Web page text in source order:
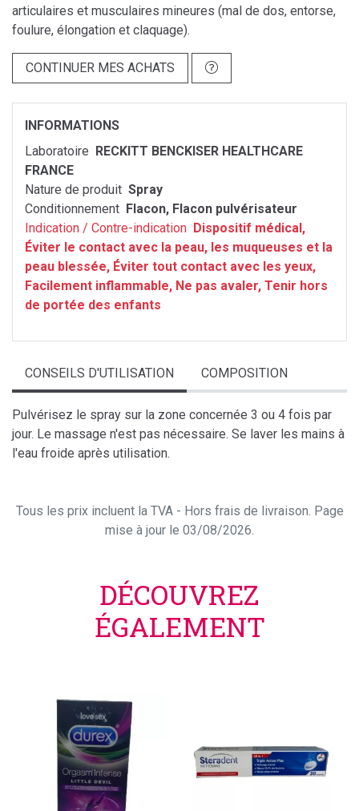
articulaires et musculaires mineures (mal de dos, entorse,
foulure, élongation et claquage).
CONTINUER MES ACHATS
INFORMATIONS
Laboratoire RECKITT BENCKISER HEALTHCARE
FRANCE
Nature de produit Spray
Conditionnement Flacon, Flacon pulvérisateur
Indication / Contre-indication Dispositif médical,
Éviter le contact avec la peau, les muqueuses et la
peau blessée, Éviter tout contact avec les yeux,
Facilement inflammable, Ne pas avaler, Tenir hors
de portée des enfants
CONSEILS D'UTILISATION COMPOSITION
Pulvérisez le spray sur la zone concernée 3 ou 4 fois par
jour. Le massage n'est pas nécessaire. Se laver les mains à
l'eau froide après utilisation.
Tous les prix incluent la TVA - Hors frais de livraison. Page
mise à jour le 03/08/2026.
DÉCOUVREZ
ÉGALEMENT